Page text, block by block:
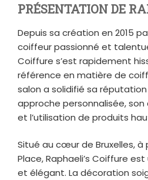
PRÉSENTATION DE
Depuis sa création en 2015
coiffeur passionné et
Coiffure s’est rapidement
référence en matière de
salon a solidifié sa
approche personnalisée,
et l’utilisation de produits
Situé au cœur de Bruxelles, à
Place, Raphaeli’s Coiffure
et élégant. La décoration